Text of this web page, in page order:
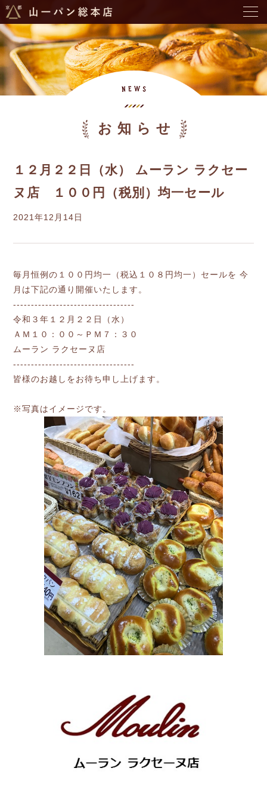
お知らせ
１２月２２日（水） ムーラン ラクセー
ヌ店 １００円（税別）均一セール
2021年12月14日
毎月恒例の１００円均一（税込１０８円均一）セールを 今
月は下記の通り開催いたします。
----------------------------------
令和３年１２月２２日（水）
ＡＭ１０：００～ＰＭ７：３０
ムーラン ラクセーヌ店
----------------------------------
皆様のお越しをお待ち申し上げます。
※写真はイメージです。